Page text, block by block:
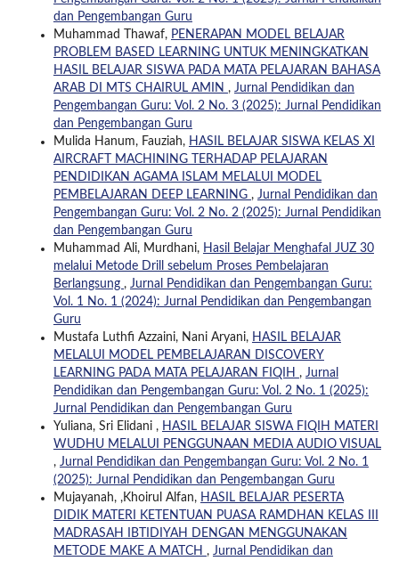
dan Pengembangan Guru
Muhammad Thawaf, PENERAPAN MODEL BELAJAR
PROBLEM BASED LEARNING UNTUK MENINGKATKAN
HASIL BELAJAR SISWA PADA MATA PELAJARAN BAHASA
ARAB DI MTS CHAIRUL AMIN , Jurnal Pendidikan dan
Pengembangan Guru: Vol. 2 No. 3 (2025): Jurnal Pendidikan
dan Pengembangan Guru
Mulida Hanum, Fauziah, HASIL BELAJAR SISWA KELAS XI
AIRCRAFT MACHINING TERHADAP PELAJARAN
PENDIDIKAN AGAMA ISLAM MELALUI MODEL
PEMBELAJARAN DEEP LEARNING , Jurnal Pendidikan dan
Pengembangan Guru: Vol. 2 No. 2 (2025): Jurnal Pendidikan
dan Pengembangan Guru
Muhammad Ali, Murdhani, Hasil Belajar Menghafal JUZ 30
melalui Metode Drill sebelum Proses Pembelajaran
Berlangsung , Jurnal Pendidikan dan Pengembangan Guru:
Vol. 1 No. 1 (2024): Jurnal Pendidikan dan Pengembangan
Guru
Mustafa Luthfi Azzaini, Nani Aryani, HASIL BELAJAR
MELALUI MODEL PEMBELAJARAN DISCOVERY
LEARNING PADA MATA PELAJARAN FIQIH , Jurnal
Pendidikan dan Pengembangan Guru: Vol. 2 No. 1 (2025):
Jurnal Pendidikan dan Pengembangan Guru
Yuliana, Sri Elidani , HASIL BELAJAR SISWA FIQIH MATERI
WUDHU MELALUI PENGGUNAAN MEDIA AUDIO VISUAL
, Jurnal Pendidikan dan Pengembangan Guru: Vol. 2 No. 1
(2025): Jurnal Pendidikan dan Pengembangan Guru
Mujayanah, ,Khoirul Alfan, HASIL BELAJAR PESERTA
DIDIK MATERI KETENTUAN PUASA RAMDHAN KELAS III
MADRASAH IBTIDIYAH DENGAN MENGGUNAKAN
METODE MAKE A MATCH , Jurnal Pendidikan dan